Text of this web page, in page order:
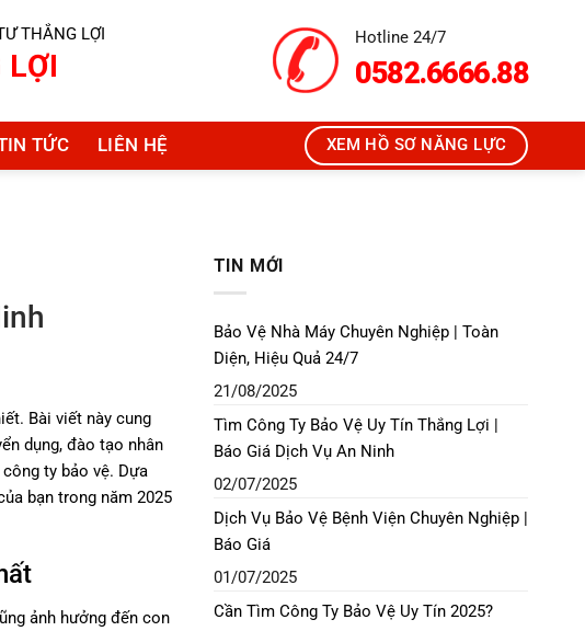
THẮNG LỢI
LỢI
Hotline 24/7
0582.6666.88
TỨC LIÊN HỆ XEM HỒ SƠ NĂNG LỰC
Bài viết này cung
dụng, đào tạo nhân
ty bảo vệ. Dựa
bạn trong năm 2025
ảnh hưởng đến con
TIN MỚI
Bảo Vệ Nhà Máy Chuyên Nghiệp | Toàn
Diện, Hiệu Quả 24/7
21/08/2025
Tìm Công Ty Bảo Vệ Uy Tín Thắng Lợi |
Báo Giá Dịch Vụ An Ninh
02/07/2025
Dịch Vụ Bảo Vệ Bệnh Viện Chuyên Nghiệp |
Báo Giá
01/07/2025
Cần Tìm Công Ty Bảo Vệ Uy Tín 2025?